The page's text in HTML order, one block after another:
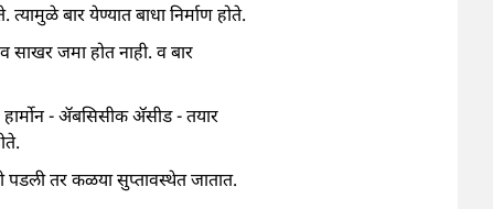
बार येण्यात बाधा निर्माण होते.
जमा होत नाही. व बार
- ॲबसिसीक अ‍ॅसीड - तयार
पडली तर कळया सुप्तावस्थेत जातात.